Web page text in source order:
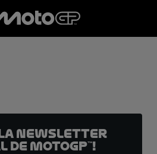
la Newsletter
MotoGP™!